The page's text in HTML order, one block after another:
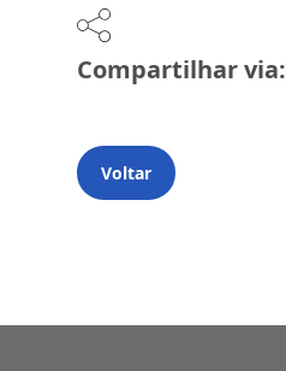
Compartilhar via:
Voltar